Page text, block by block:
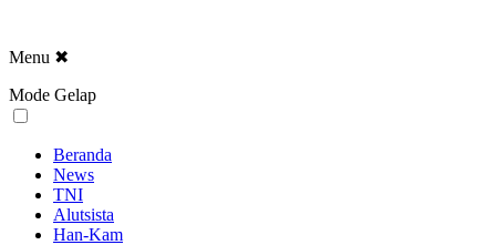
Menu ✖
Mode Gelap
Beranda
News
TNI
Alutsista
Han-Kam